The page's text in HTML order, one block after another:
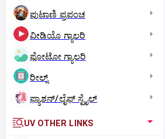
ಪುಟಾಣಿ ಪ್ರಪಂಚ
ವೀಡಿಯೊ ಗ್ಯಾಲರಿ
ಫೋಟೋ ಗ್ಯಾಲರಿ
ರೀಲ್ಸ್
ಫ್ಯಾಶನ್/ಲೈಫ್‌ ಸ್ಟೈಲ್
UV OTHER LINKS